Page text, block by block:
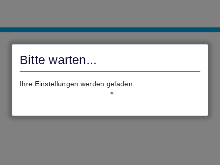
Bitte warten...
Ihre Einstellungen werden geladen.